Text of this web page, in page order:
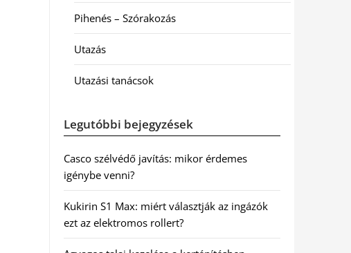
Pihenés – Szórakozás
Utazás
Utazási tanácsok
Legutóbbi bejegyzések
Casco szélvédő javítás: mikor érdemes
igénybe venni?
Kukirin S1 Max: miért választják az ingázók
ezt az elektromos rollert?